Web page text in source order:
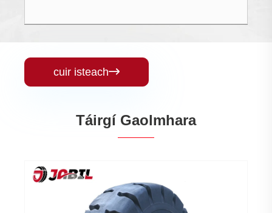
cuir isteach
Táirgí Gaolmhara